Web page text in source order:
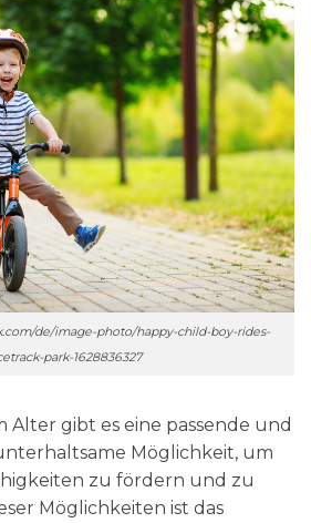
de/image-photo/happy-child-boy-rides-
park-1628836327
Alter gibt es eine passende und
Möglichkeit, um
zu fördern und zu
Möglichkeiten ist das